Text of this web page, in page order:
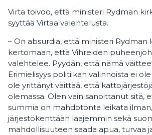
Virta toivoo, että ministeri Rydman
syyttää Virtaa valehtelusta.
– On absurdia, että ministeri Rydman
kertomaan, että Vihreiden
valehtelee. Pyydän, että nämä
Erimielisyys politiikan valinnoista ei
ole yrittänyt väittää, että
olemassa. Olen vain sanoittanut sitä,
summia on mahdotonta leikata
järjestökenttään laajemmin sekä
mahdollisuuteen saada apua, turvaa